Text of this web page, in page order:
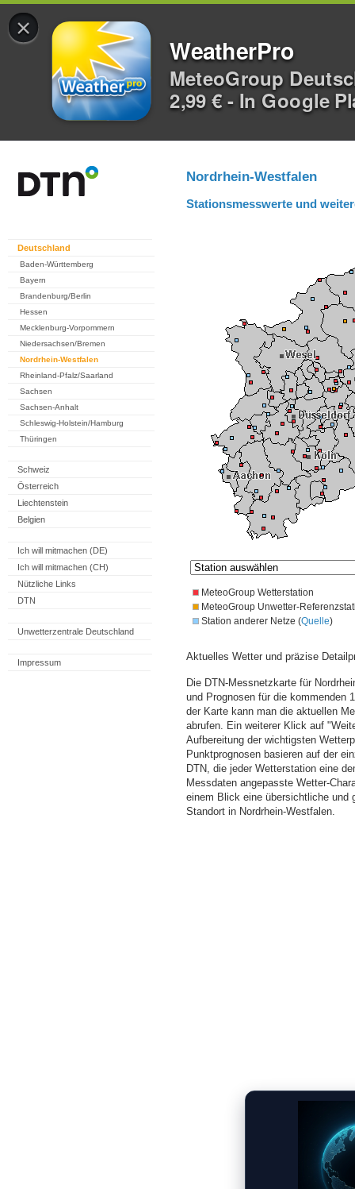
×
WeatherPro
MeteoGroup
2,99 € - In Google
Deutschland
Baden-Württemberg
Bayern
Brandenburg/Berlin
Hessen
Mecklenburg-Vorpommern
Niedersachsen/Bremen
Nordrhein-Westfalen
Rheinland-Pfalz/Saarland
Sachsen
Sachsen-Anhalt
Schleswig-Holstein/Hamburg
Thüringen
Schweiz
Österreich
Liechtenstein
Belgien
Ich will mitmachen (DE)
Ich will mitmachen (CH)
Nützliche Links
DTN
Unwetterzentrale Deutschland
Impressum
Nordrhein-Westfalen
Stationsmesswerte und
MeteoGroup Wetterstation
MeteoGroup Unwetter-
Station anderer Netze (Quelle)
Aktuelles Wetter und präzise
Die DTN-Messnetzkarte für
und Prognosen für die kommenden
der Karte kann man die aktuellen
abrufen. Ein weiterer Klick auf
Aufbereitung der wichtigsten
Punktprognosen basieren auf der
DTN, die jeder Wetterstation eine
Messdaten angepasste Wetter-
einem Blick eine übersichtliche und
Standort in Nordrhein-Westfalen.